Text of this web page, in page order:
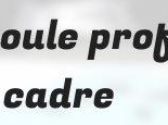
cadre